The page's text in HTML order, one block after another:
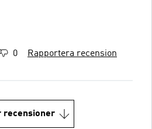
0 Rapportera recension
recensioner